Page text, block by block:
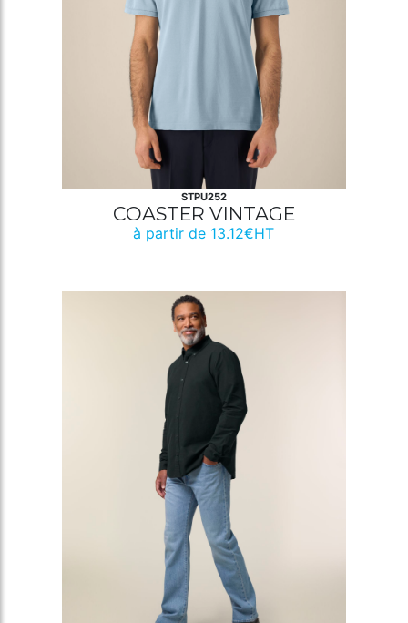
STPU252
COASTER VINTAGE
à partir de 13.12€HT